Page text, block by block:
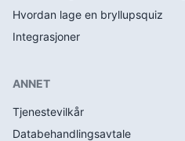
Hvordan lage en bryllupsquiz
Integrasjoner
ANNET
Tjenestevilkår
Databehandlingsavtale